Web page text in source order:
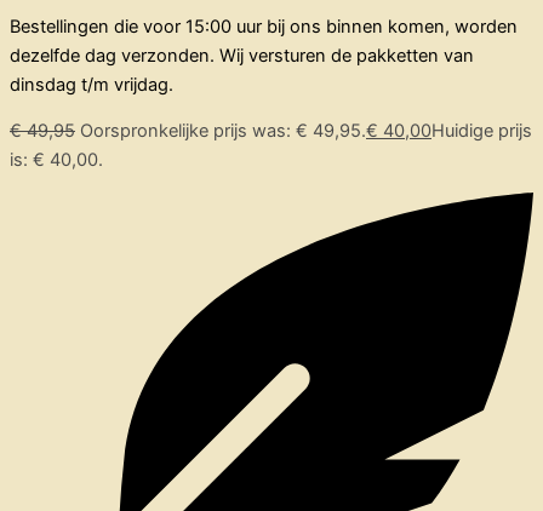
Bestellingen die voor 15:00 uur bij ons binnen komen, worden
dezelfde dag verzonden. Wij versturen de pakketten van
dinsdag t/m vrijdag.
€49,95 Oorspronkelijke prijs was: € 49,95.€ 40,00Huidige prijs
is: € 40,00.